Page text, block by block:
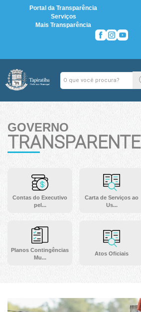
Portal da Transparência
Serviços
Mais Transparência
GOVERNO
TRANSPARENTE
Contas do Executivo
pel...
Planos Contingências
Mu...
Carta de Serviços ao
Us...
Atos Oficiais